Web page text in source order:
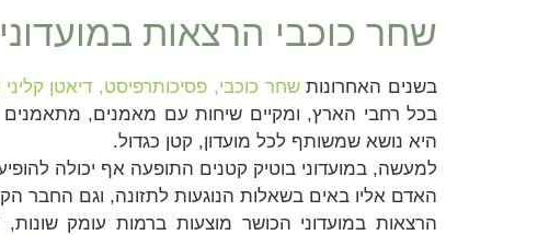
שחר כוכבי הרצאות
בשנים האחרונותשחר כוכבי, פסיכותרפיסט, דיאטן קליני
בכל רחבי הארץ, ומקיים שיחות עם מאמנים,
היא נושא שמשותף לכל מועדון, קטן כגדול.
למעשה, במועדוני בוטיק קטנים התופעה אף יכולה
האדם אליו באים בשאלות הנוגעות לתזונה, וגם החבר
הרצאות במועדוני הכושר מוצעות ברמות עומק